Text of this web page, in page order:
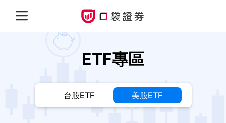
ETF專區
台股ETF 美股ETF